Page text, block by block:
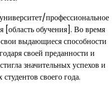
профессиональное
[область обучения]. Во время
выдающиеся способности
своей преданности и
значительных успехов и
своего года.